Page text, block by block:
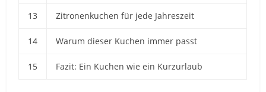
13 Zitronenkuchen für jede Jahreszeit
14 Warum dieser Kuchen immer passt
15 Fazit: Ein Kuchen wie ein Kurzurlaub